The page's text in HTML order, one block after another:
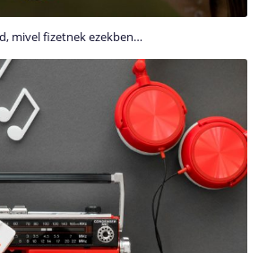
mivel fizetnek ezekben…